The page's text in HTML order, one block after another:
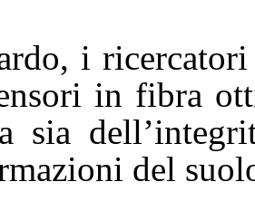
i
in fibra
sia
del